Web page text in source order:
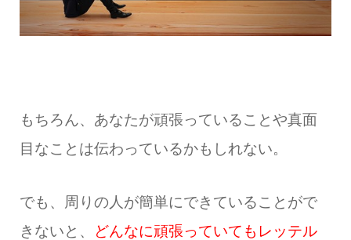
もちろん、あなたが頑張っていることや真面
目なことは伝わっているかもしれない。
でも、周りの人が簡単にできていることがで
きないと、
どんなに頑張っていてもレッテル